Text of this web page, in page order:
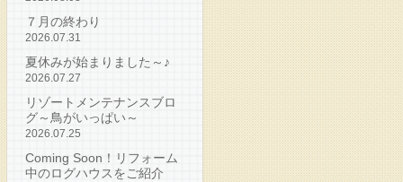
７月の終わり
2026.07.31
夏休みが始まりました～♪
2026.07.27
リゾートメンテナンスブロ
グ～鳥がいっぱい～
2026.07.25
Coming Soon！リフォーム
中のログハウスをご紹介